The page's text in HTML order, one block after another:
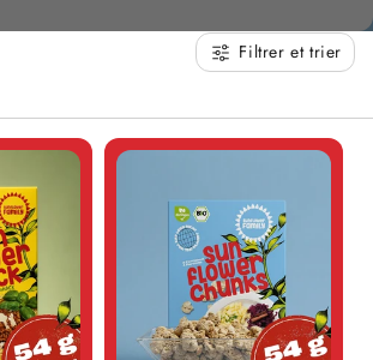
Filtrer et trier